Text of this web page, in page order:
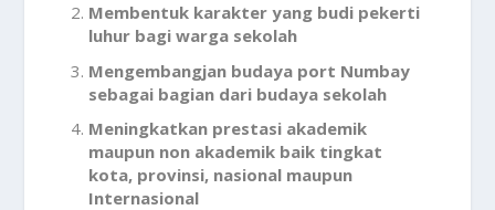
Membentuk karakter yang budi pekerti
luhur bagi warga sekolah
Mengembangjan budaya port Numbay
sebagai bagian dari budaya sekolah
Meningkatkan prestasi akademik
maupun non akademik baik tingkat
kota, provinsi, nasional maupun
Internasional